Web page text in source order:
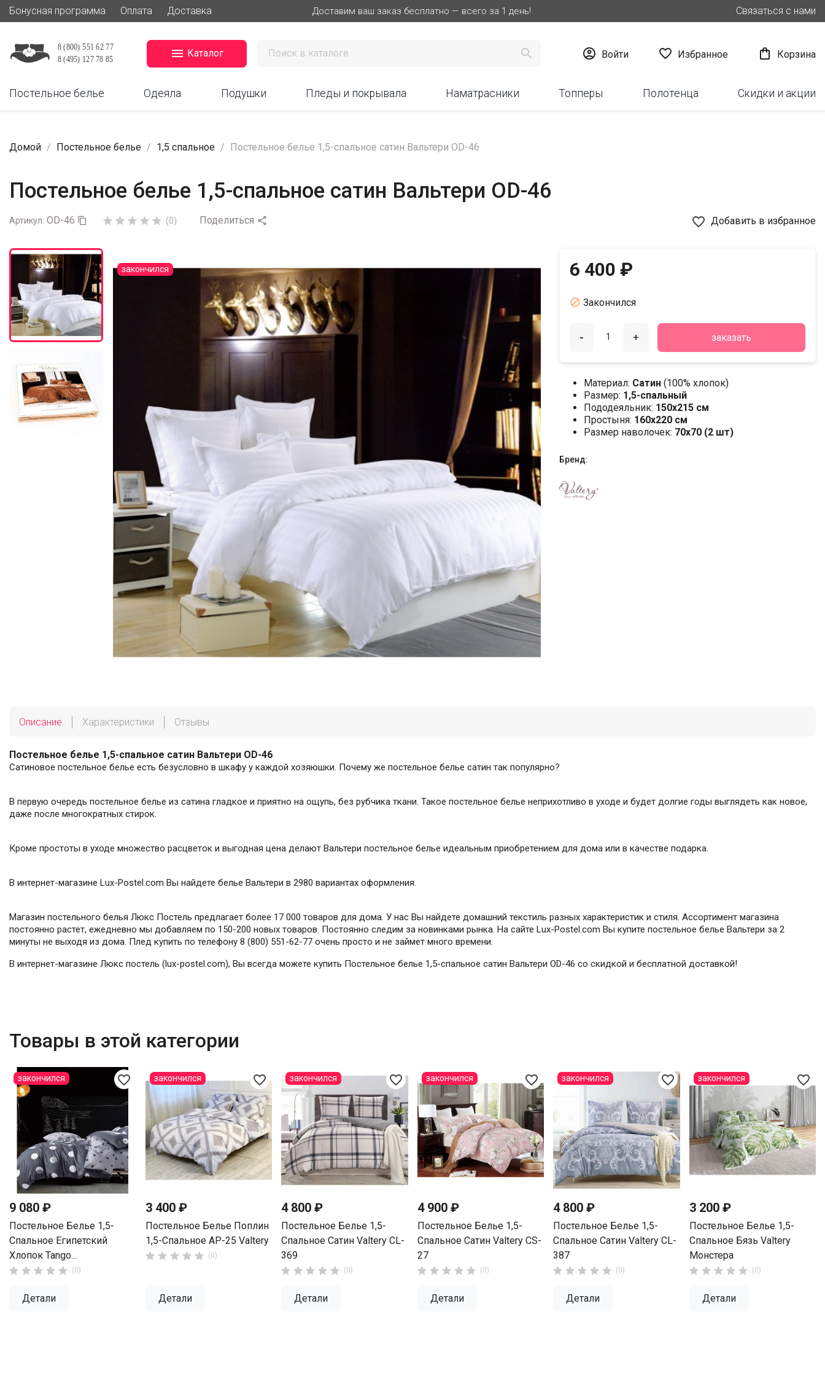
Бонусная программа Оплата Доставка Доставим ваш заказ бесплатно — всего за 1 день! Связаться с нами
 Каталог   Войти  Избранное  Корзина
Постельное белье Одеяла Подушки Пледы и покрывала Наматрасники Топперы Полотенца Скидки и акции
Домой Постельное белье 1,5 спальное Постельное белье 1,5-спальное сатин Вальтери OD-46
Постельное белье 1,5-спальное сатин Вальтери OD-46
Артикул: OD-46       (0) Поделиться  favorite_border Добавить в избранное
закончился 6 400 ₽
 Закончился
- + заказать
Материал: Сатин (100% хлопок)
Размер: 1,5-спальный
Пододеяльник: 150х215 см
Простыня: 160х220 см
Размер наволочек: 70x70 (2 шт)
Бренд:
Описание Характеристики Отзывы
Постельное белье 1,5-спальное сатин Вальтери OD-46
Сатиновое постельное белье есть безусловно в шкафу у каждой хозяюшки. Почему же постельное белье сатин так популярно?
В первую очередь постельное белье из сатина гладкое и приятно на ощупь, без рубчика ткани. Такое постельное белье неприхотливо в уходе и будет долгие годы выглядеть как новое,
даже после многократных стирок.
Кроме простоты в уходе множество расцветок и выгодная цена делают Вальтери постельное белье идеальным приобретением для дома или в качестве подарка.
В интернет-магазине Lux-Postel.com Вы найдете белье Вальтери в 2980 вариантах оформления.
Магазин постельного белья Люкс Постель предлагает более 17 000 товаров для дома. У нас Вы найдете домашний текстиль разных характеристик и стиля. Ассортимент магазина
постоянно растет, ежедневно мы добавляем по 150-200 новых товаров. Постоянно следим за новинками рынка. На сайте Lux-Postel.com Вы купите постельное белье Вальтери за 2
минуты не выходя из дома. Плед купить по телефону 8 (800) 551-62-77 очень просто и не займет много времени.
В интернет-магазине Люкс постель (lux-postel.com), Вы всегда можете купить Постельное белье 1,5-спальное сатин Вальтери OD-46 со скидкой и бесплатной доставкой!
Товары в этой категории
favorite_border
9 080 ₽
Постельное Белье 1,5-
Спальное Египетский
Хлопок Tango...
     (0)
Детали
закончился favorite_border
3 400 ₽
Постельное Белье Поплин
1,5-Спальное AP-25 Valtery
     (0)
Детали
закончился favorite_border
4 800 ₽
Постельное Белье 1,5-
Спальное Сатин Valtery CL-
369
     (0)
Детали
закончился favorite_border
4 900 ₽
Постельное Белье 1,5-
Спальное Сатин Valtery CS-
27
     (0)
Детали
закончился favorite_border
4 800 ₽
Постельное Белье 1,5-
Спальное Сатин Valtery CL-
387
     (0)
Детали
закончился favorite_border
3 200 ₽
Постельное Белье 1,5-
Спальное Бязь Valtery
Монстера
     (0)
Детали
закончился